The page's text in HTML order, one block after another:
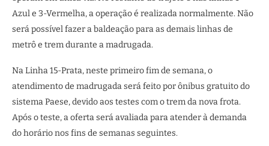
Azul e 3-Vermelha, a operação é realizada normalmente. Não
será possível fazer a baldeação para as demais linhas de
metrô e trem durante a madrugada.
Na Linha 15-Prata, neste primeiro fim de semana, o
atendimento de madrugada será feito por ônibus gratuito do
sistema Paese, devido aos testes com o trem da nova frota.
Após o teste, a oferta será avaliada para atender à demanda
do horário nos fins de semanas seguintes.